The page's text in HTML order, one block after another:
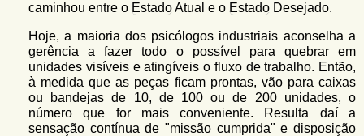
caminhou entre o EstadoAtual e o Estado Desejado.
Hoje, a maioria dos psicólogos industriais aconselha a
gerência a fazer todo o possível para quebrar em
unidades visíveis e atingíveis o fluxo de trabalho. Então,
à medida que as peças ficam prontas, vão para caixas
ou bandejas de 10, de 100 ou de 200 unidades, o
número que for mais conveniente. Resulta daí a
sensação contínua de "missão cumprida" e disposição